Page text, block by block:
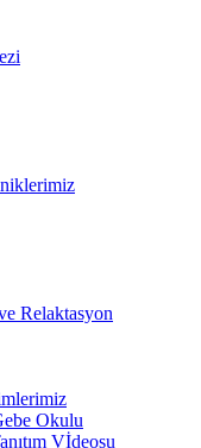
Relaktasyon
Okulu
Vİdeosu